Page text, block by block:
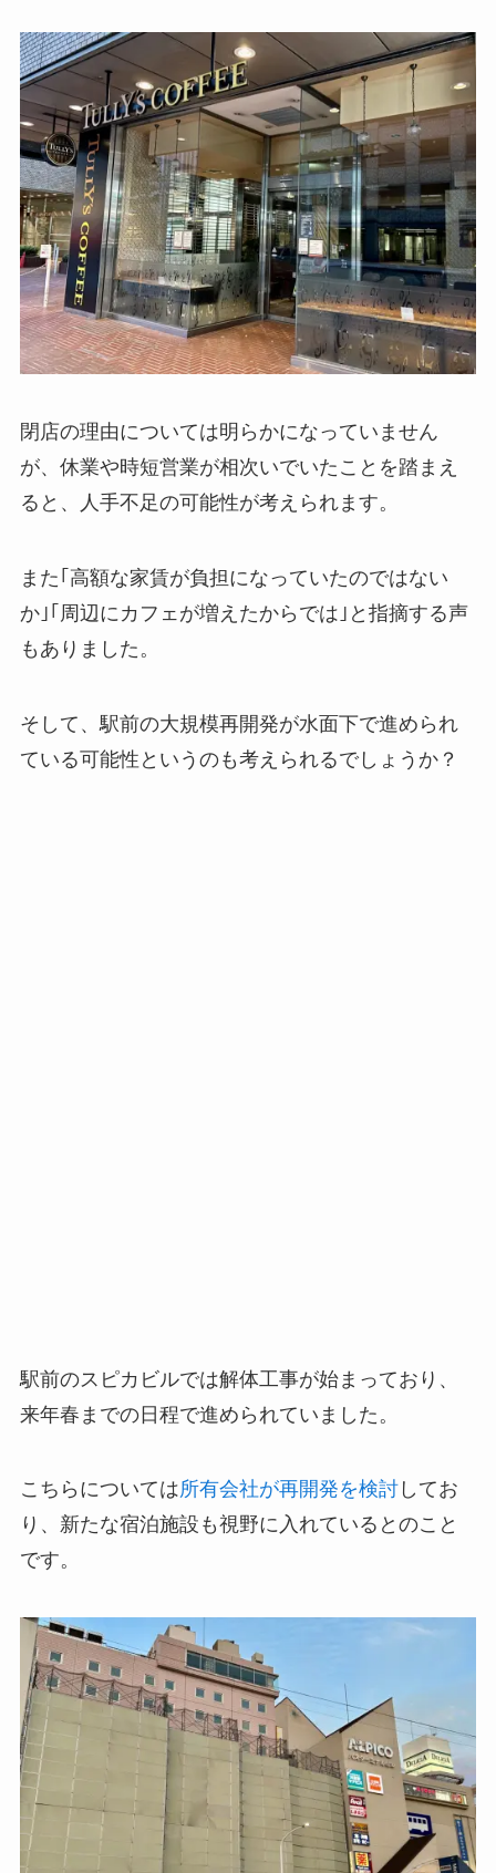
閉店の理由については明らかになっていません
が、休業や時短営業が相次いでいたことを踏まえ
ると、人手不足の可能性が考えられます。
また｢高額な家賃が負担になっていたのではない
か｣｢周辺にカフェが増えたからでは｣と指摘する声
もありました。
そして、駅前の大規模再開発が水面下で進められ
ている可能性というのも考えられるでしょうか？
駅前のスピカビルでは解体工事が始まっており、
来年春までの日程で進められていました。
こちらについては所有会社が再開発を検討してお
り、新たな宿泊施設も視野に入れているとのこと
です。